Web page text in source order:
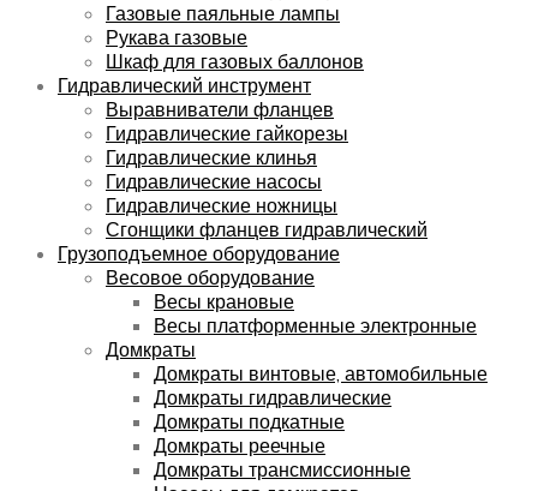
Газовые паяльные лампы
Рукава газовые
Шкаф для газовых баллонов
Гидравлический инструмент
Выравниватели фланцев
Гидравлические гайкорезы
Гидравлические клинья
Гидравлические насосы
Гидравлические ножницы
Сгонщики фланцев гидравлический
Грузоподъемное оборудование
Весовое оборудование
Весы крановые
Весы платформенные электронные
Домкраты
Домкраты винтовые, автомобильные
Домкраты гидравлические
Домкраты подкатные
Домкраты реечные
Домкраты трансмиссионные